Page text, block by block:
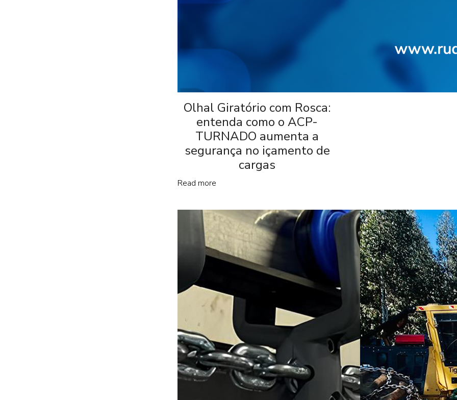
Olhal Giratório com Rosca:
entenda como o ACP-
TURNADO aumenta a
segurança no içamento de
cargas
Read more
-->